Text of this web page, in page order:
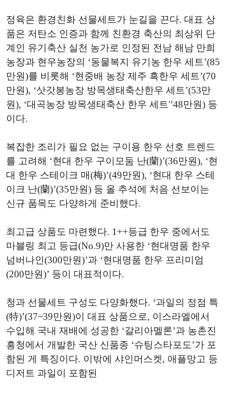
정육은 환경친화 선물세트가 눈길을 끈다. 대표 상
품은 저탄소 인증과 함께 친환경 축산의 최상위 단
계인 유기축산 실천 농가로 인정된 전남 해남 만희
농장과 현우농장의 ‘동물복지 유기농 한우 세트’(85
만원)를 비롯해 ‘현중배 농장 제주 흑한우 세트’(70
만원), ‘삿갓봉농장 방목생태축산한우 세트’(53만
원), ‘대곡농장 방목생태축산 한우 세트'’48만원) 등
이다.
복잡한 조리가 필요 없는 구이용 한우 선호 트렌드
를 고려해 ‘현대 한우 구이모둠 난(蘭)’(36만원), ‘현
대 한우 스테이크 매(梅)’(49만원), ‘현대 한우 스테
이크 난(蘭)’(35만원) 등 올 추석에 처음 선보이는
신규 품목도 다양하게 준비했다.
최고급 상품도 마련했다. 1++등급 한우 중에서도
마블링 최고 등급(No.9)만 사용한 ‘현대명품 한우
넘버나인(300만원)’과 ‘현대명품 한우 프리미엄
(200만원)’ 등이 대표적이다.
청과 선물세트 구성도 다양화했다. ‘과일의 정점 특
(特)’(37~39만원)이 대표 상품으로, 이스라엘에서
수입해 국내 재배에 성공한 ‘갈리아멜론’과 농촌진
흥청에서 개발한 국산 신품종 ‘슈팅스타포도’가 포
함된 게 특징이다. 이밖에 샤인머스켓, 애플망고 등
디저트 과일이 포함된